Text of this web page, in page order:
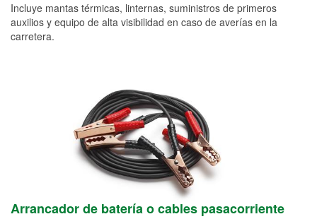
Incluye mantas térmicas, linternas, suministros de primeros
auxilios y equipo de alta visibilidad en caso de averías en la
carretera.
Arrancador de batería o cables pasacorriente